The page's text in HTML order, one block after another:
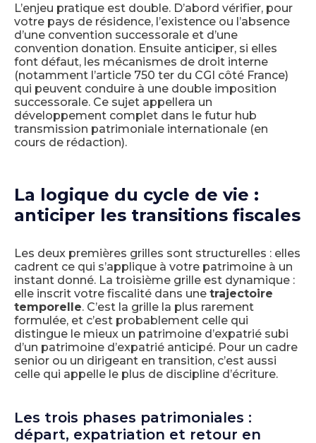
L’enjeu pratique est double. D’abord vérifier, pour
votre pays de résidence, l’existence ou l’absence
d’une convention successorale et d’une
convention donation. Ensuite anticiper, si elles
font défaut, les mécanismes de droit interne
(notamment l’article 750 ter du CGI côté France)
qui peuvent conduire à une double imposition
successorale. Ce sujet appellera un
développement complet dans le futur hub
transmission patrimoniale internationale (en
cours de rédaction).
La logique du cycle de vie :
anticiper les transitions fiscales
Les deux premières grilles sont structurelles : elles
cadrent ce qui s’applique à votre patrimoine à un
instant donné. La troisième grille est dynamique :
elle inscrit votre fiscalité dans une trajectoire
temporelle. C’est la grille la plus rarement
formulée, et c’est probablement celle qui
distingue le mieux un patrimoine d’expatrié subi
d’un patrimoine d’expatrié anticipé. Pour un cadre
senior ou un dirigeant en transition, c’est aussi
celle qui appelle le plus de discipline d’écriture.
Les trois phases patrimoniales :
départ, expatriation et retour en